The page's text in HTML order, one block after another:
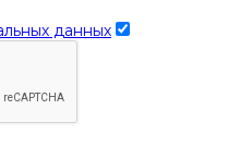
данных